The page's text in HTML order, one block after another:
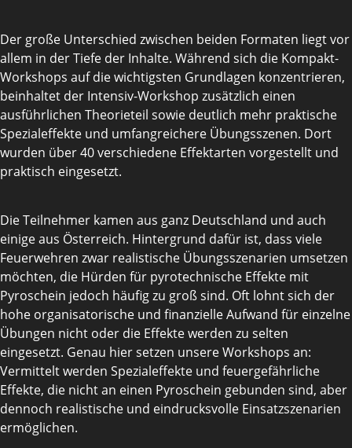
Der große Unterschied zwischen beiden Formaten liegt vor
allem in der Tiefe der Inhalte. Während sich die Kompakt-
Workshops auf die wichtigsten Grundlagen konzentrieren,
beinhaltet der Intensiv-Workshop zusätzlich einen
ausführlichen Theorieteil sowie deutlich mehr praktische
Spezialeffekte und umfangreichere Übungsszenen. Dort
wurden über 40 verschiedene Effektarten vorgestellt und
praktisch eingesetzt.
Die Teilnehmer kamen aus ganz Deutschland und auch
einige aus Österreich. Hintergrund dafür ist, dass viele
Feuerwehren zwar realistische Übungsszenarien umsetzen
möchten, die Hürden für pyrotechnische Effekte mit
Pyroschein jedoch häufig zu groß sind. Oft lohnt sich der
hohe organisatorische und finanzielle Aufwand für einzelne
Übungen nicht oder die Effekte werden zu selten
eingesetzt. Genau hier setzen unsere Workshops an:
Vermittelt werden Spezialeffekte und feuergefährliche
Effekte, die nicht an einen Pyroschein gebunden sind, aber
dennoch realistische und eindrucksvolle Einsatzszenarien
ermöglichen.